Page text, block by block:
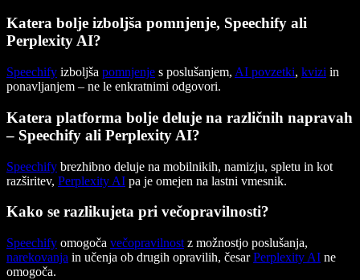
Katera bolje izboljša pomnjenje, Speechify ali
Perplexity AI?
Speechify izboljša pomnjenje s poslušanjem, AI povzetki, kvizi in
ponavljanjem – ne le enkratnimi odgovori.
Katera platforma bolje deluje na različnih napravah
– Speechify ali Perplexity AI?
Speechify brezhibno deluje na mobilnikih, namizju, spletu in kot
razširitev, Perplexity AI pa je omejen na lastni vmesnik.
Kako se razlikujeta pri večopravilnosti?
Speechify omogoča večopravilnost z možnostjo poslušanja,
narekovanja in učenja ob drugih opravilih, česarPerplexity AI ne
omogoča.